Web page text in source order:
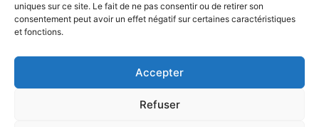
uniques sur ce site. Le fait de ne pas consentir ou de retirer son
consentement peut avoir un effet négatif sur certaines caractéristiques
et fonctions.
Accepter
Refuser
CONTACT
Siège social